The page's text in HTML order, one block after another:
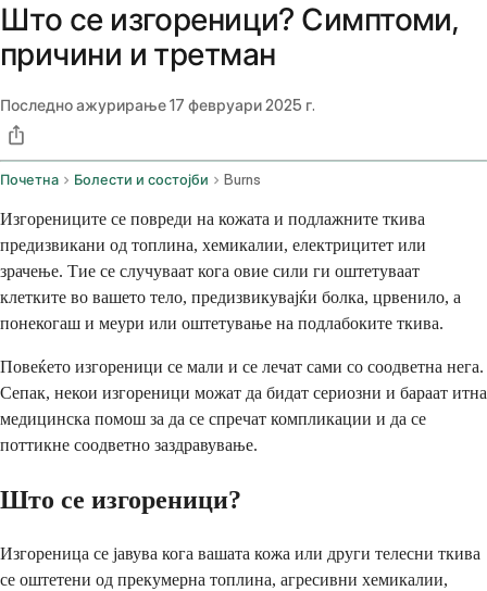
Што се изгореници? Симптоми,
причини и третман
Последно ажурирање17 февруари 2025 г.
Почетна Болести и состојби Burns
Изгорениците се повреди на кожата и подлажните ткива
предизвикани од топлина, хемикалии, електрицитет или
зрачење. Тие се случуваат кога овие сили ги оштетуваат
клетките во вашето тело, предизвикувајќи болка, црвенило, а
понекогаш и меури или оштетување на подлабоките ткива.
Повеќето изгореници се мали и се лечат сами со соодветна нега.
Сепак, некои изгореници можат да бидат сериозни и бараат итна
медицинска помош за да се спречат компликации и да се
поттикне соодветно заздравување.
Што се изгореници?
Изгореница се јавува кога вашата кожа или други телесни ткива
се оштетени од прекумерна топлина, агресивни хемикалии,